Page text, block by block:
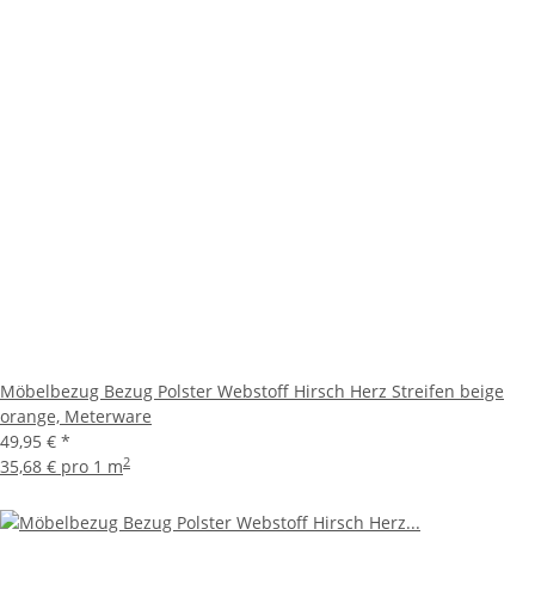
Möbelbezug Bezug Polster Webstoff Hirsch Herz Streifen beige
orange, Meterware
49,95 € *
35,68 € pro 1 m2